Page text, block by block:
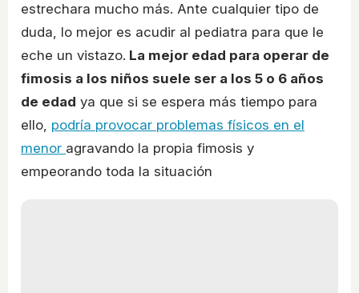
estrechara mucho más. Ante cualquier tipo de
duda, lo mejor es acudir al pediatra para que le
eche un vistazo. La mejor edad para operar de
fimosis a los niños suele ser a los 5 o 6 años
de edad ya que si se espera más tiempo para
ello, podría provocar problemas físicos en el
menor agravando la propia fimosis y
empeorando toda la situación